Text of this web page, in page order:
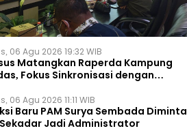
06 Agu 2026 19:32 WIB
Matangkan Raperda Kampung
Fokus Sinkronisasi dengan
06 Agu 2026 11:11 WIB
Baru PAM Surya Sembada Diminta
Jadi Administrator